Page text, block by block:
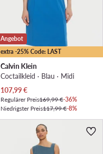
extra -25% Code: LAST
Angebot
Calvin Klein
Coctailkleid · Blau · Midi
Aktueller Preis
107,99€
Regulärer Preis169,99 €-36%
Niedrigster Preis117,99 €-8%